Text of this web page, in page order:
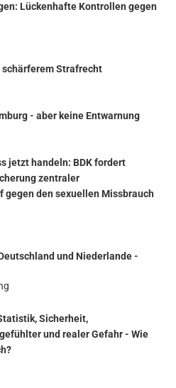
Lückenhafte Kontrollen gegen
schärferem Strafrecht
- aber keine Entwarnung
jetzt handeln: BDK fordert
zentraler
den sexuellen Missbrauch
und Niederlande -
Sicherheit,
und realer Gefahr - Wie